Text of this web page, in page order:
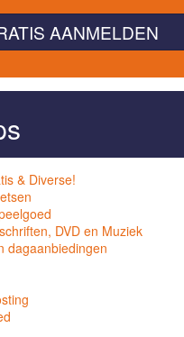
AANMELDEN
& Diverse!
DVD en Muziek
dagaanbiedingen